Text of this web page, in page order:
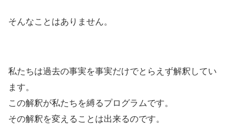
そんなことはありません。
私たちは過去の事実を事実だけでとらえず解釈してい
ます。
この解釈が私たちを縛るプログラムです。
その解釈を変えることは出来るのです。